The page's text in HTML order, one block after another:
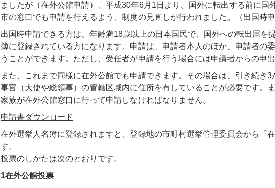
ましたが（在外公館申請）、平成30年6月1日より、国外に転出する前に国
市の窓口でも申請を行えるよう、制度の見直しが行われました。（出国時申
出国時申請できる方は、年齢満18歳以上の日本国民で、国外への転出届を
簿に登録されている方になります。申請は、申請者本人のほか、申請者の
うことができます。ただし、受任者が申請を行う場合には申請者からの申
また、これまで同様に在外公館でも申請できます。その場合は、引き続き
事官（大使や総領事）の管轄区域内に住所を有していることが必要です。
家族が在外公館窓口に行って申請しなければなりません。
申請書ダウンロード
在外選挙人名簿に登録されますと、登録地の市町村選挙管理委員会から「
す。
投票のしかたは次のとおりです。
1在外公館投票